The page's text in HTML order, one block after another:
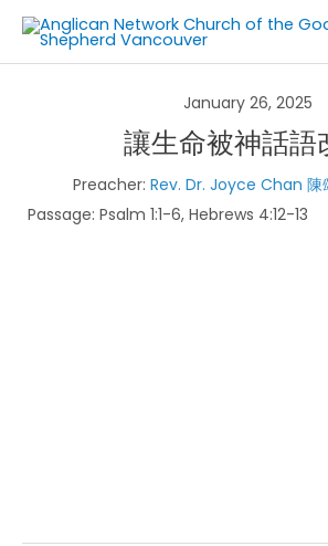
Skip
January 26, 2025
讓生命被神話語
Preacher: Rev. Dr. Joyce Chan 陳
Passage: Psalm 1:1-6, Hebrews 4:12-13